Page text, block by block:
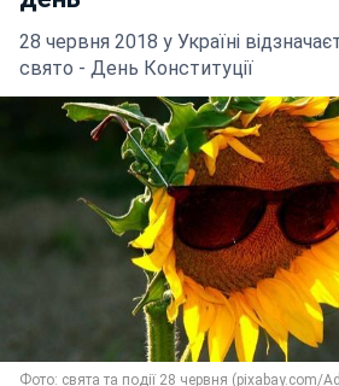
28 червня 2018 у Україні
свято - День Конституції
Фото: свята та події 28 червня (pixabay.com/